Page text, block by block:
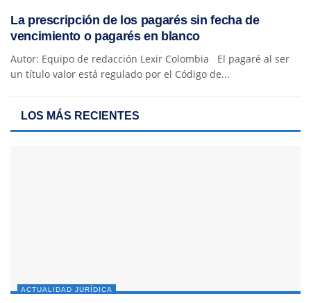
La prescripción de los pagarés sin fecha de
vencimiento o pagarés en blanco
Autor: Equipo de redacción Lexir Colombia El pagaré al ser
un título valor está regulado por el Código de...
LOS MÁS RECIENTES
ACTUALIDAD JURÍDICA